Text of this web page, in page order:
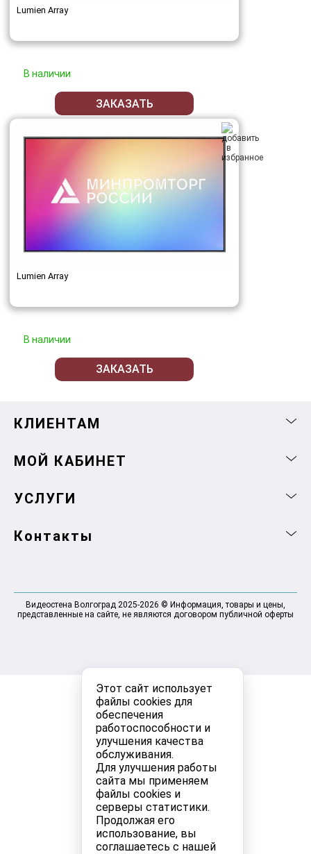
Этот сайт использует
файлы cookies для
обеспечения
работоспособности и
улучшения качества
обслуживания.
Для улучшения работы
сайта мы применяем
файлы cookies и
серверы статистики.
Продолжая его
использование, вы
соглашаетесь с нашей
Lumien Array
В наличии
ЗАКАЗАТЬ
Lumien Array
В наличии
ЗАКАЗАТЬ
КЛИЕНТАМ
МОЙ КАБИНЕТ
УСЛУГИ
Контакты
Видеостена Волгоград 2025-2026 © Информация, товары и цены,
представленные на сайте, не являются договором публичной оферты